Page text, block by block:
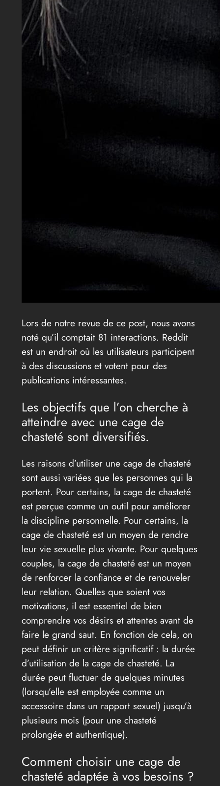
Lors de notre revue de ce post, nous avons
noté qu’il comptait 81 interactions. Reddit
est un endroit où les utilisateurs participent
à des discussions et votent pour des
publications intéressantes.
Les objectifs que l’on cherche à
atteindre avec une cage de
chasteté sont diversifiés.
Les raisons d’utiliser une cage de chasteté
sont aussi variées que les personnes qui la
portent. Pour certains, la cage de chasteté
est perçue comme un outil pour améliorer
la discipline personnelle. Pour certains, la
cage de chasteté est un moyen de rendre
leur vie sexuelle plus vivante. Pour quelques
couples, la cage de chasteté est un moyen
de renforcer la confiance et de renouveler
leur relation. Quelles que soient vos
motivations, il est essentiel de bien
comprendre vos désirs et attentes avant de
faire le grand saut. En fonction de cela, on
peut définir un critère significatif : la durée
d’utilisation de la cage de chasteté. La
durée peut fluctuer de quelques minutes
(lorsqu’elle est employée comme un
accessoire dans un rapport sexuel) jusqu’à
plusieurs mois (pour une chasteté
prolongée et authentique).
Comment choisir une cage de
chasteté adaptée à vos besoins ?